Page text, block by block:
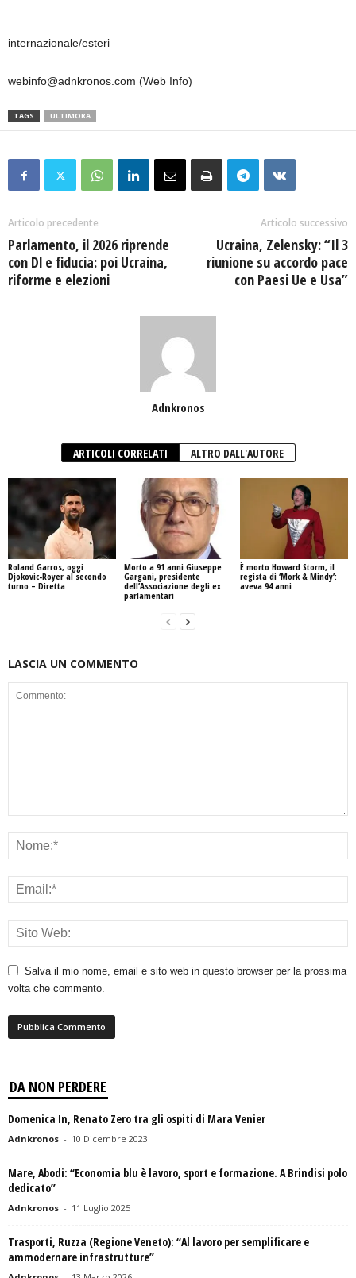
—
internazionale/esteri
webinfo@adnkronos.com (Web Info)
TAGS ULTIMORA
Articolo precedente
Parlamento, il 2026 riprende
con Dl e fiducia: poi Ucraina,
riforme e elezioni
Articolo successivo
Ucraina, Zelensky: “Il 3
riunione su accordo pace
con Paesi Ue e Usa”
Adnkronos
ARTICOLI CORRELATI ALTRO DALL'AUTORE
Roland Garros, oggi
Djokovic-Royer al secondo
turno – Diretta
Morto a 91 anni Giuseppe
Gargani, presidente
dell’Associazione degli ex
parlamentari
È morto Howard Storm, il
regista di ‘Mork & Mindy’:
aveva 94 anni
LASCIA UN COMMENTO
Salva il mio nome, email e sito web in questo browser per la prossima
volta che commento.
DA NON PERDERE
Domenica In, Renato Zero tra gli ospiti di Mara Venier
Adnkronos - 10 Dicembre 2023
Mare, Abodi: “Economia blu è lavoro, sport e formazione. A Brindisi polo
dedicato”
Adnkronos - 11 Luglio 2025
Trasporti, Ruzza (Regione Veneto): “Al lavoro per semplificare e
ammodernare infrastrutture”